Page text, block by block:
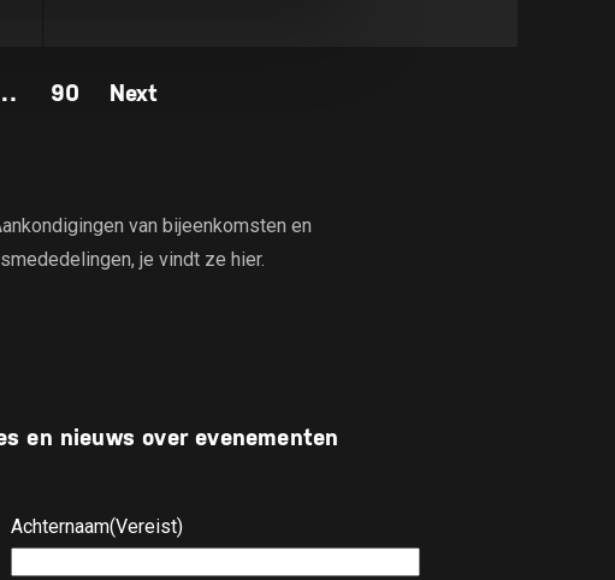
90 Next
van bijeenkomsten en
je vindt ze hier.
en nieuws over evenementen
Achternaam(Vereist)